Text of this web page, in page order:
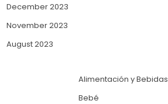
December 2023
November 2023
August 2023
Alimentación y Bebidas
Bebé